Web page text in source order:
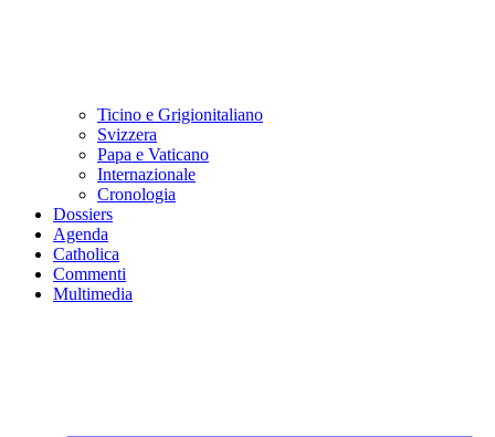
Ticino e Grigionitaliano
Svizzera
Papa e Vaticano
Internazionale
Cronologia
Dossiers
Agenda
Catholica
Commenti
Multimedia